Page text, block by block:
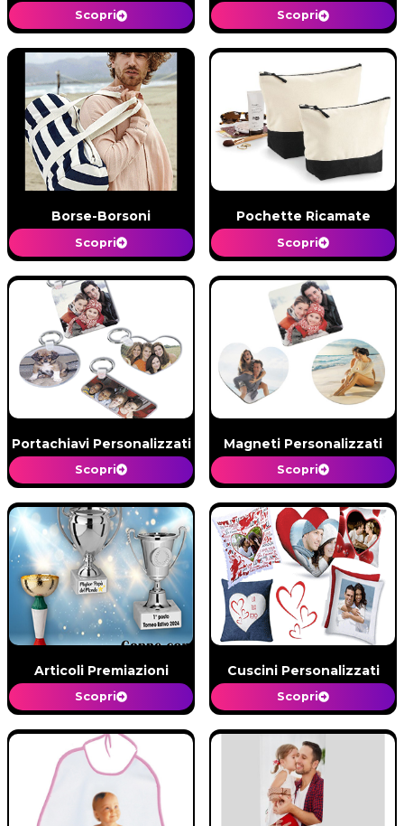
Scopri Scopri
Borse-Borsoni
Scopri
Pochette Ricamate
Scopri
Portachiavi Personalizzati
Scopri
Magneti Personalizzati
Scopri
Articoli Premiazioni
Scopri
Cuscini Personalizzati
Scopri